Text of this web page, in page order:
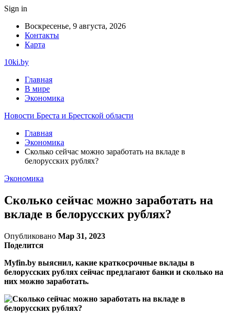
Sign in
Воскресенье, 9 августа, 2026
Контакты
Карта
10ki.by
Главная
В мире
Экономика
Новости Бреста и Брестской области
Главная
Экономика
Сколько сейчас можно заработать на вкладе в
белорусских рублях?
Экономика
Сколько сейчас можно заработать на
вкладе в белорусских рублях?
Опубликовано Мар 31, 2023
Поделится
Myfin.by выяснил, какие краткосрочные вклады в
белорусских рублях сейчас предлагают банки и сколько на
них можно заработать.